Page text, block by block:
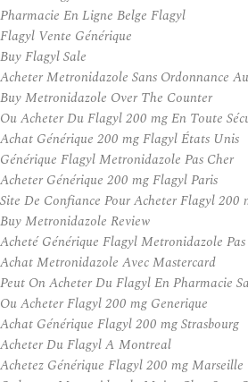
Pharmacie En Ligne Belge Flagyl
Flagyl Vente Générique
Buy Flagyl Sale
Acheter Metronidazole Sans Ordonnance
Buy Metronidazole Over The Counter
Ou Acheter Du Flagyl 200 mg En Toute
Achat Générique 200 mg Flagyl États Unis
Générique Flagyl Metronidazole Pas Cher
Acheter Générique 200 mg Flagyl Paris
Site De Confiance Pour Acheter Flagyl 200
Buy Metronidazole Review
Acheté Générique Flagyl Metronidazole
Achat Metronidazole Avec Mastercard
Peut On Acheter Du Flagyl En Pharmacie
Ou Acheter Flagyl 200 mg Generique
Achat Générique Flagyl 200 mg Strasbourg
Acheter Du Flagyl A Montreal
Achetez Générique Flagyl 200 mg Marseille